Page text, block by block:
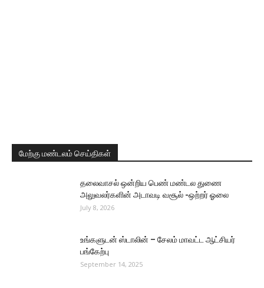
மேற்கு மண்டலம் செய்திகள்
தலைவாசல் ஒன்றிய பெண் மண்டல துணை
அலுவலர்களின் அடாவடி வசூல் -ஒற்றர் ஓலை
July 8, 2026
உங்களுடன் ஸ்டாலின் – சேலம் மாவட்ட ஆட்சியர்
பங்கேற்பு
September 14, 2025